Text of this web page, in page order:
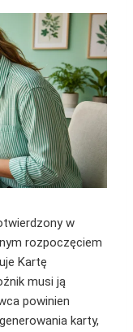
w
rozpoczęciem
Kartę
musi ją
powinien
karty,